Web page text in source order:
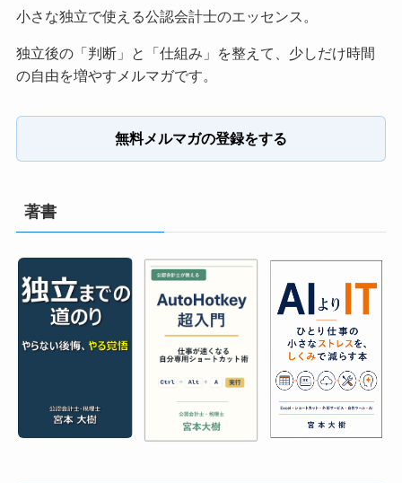
小さな独立で使える公認会計士のエッセンス。
独立後の「判断」と「仕組み」を整えて、少しだけ時間
の自由を増やすメルマガです。
無料メルマガの登録をする
著書